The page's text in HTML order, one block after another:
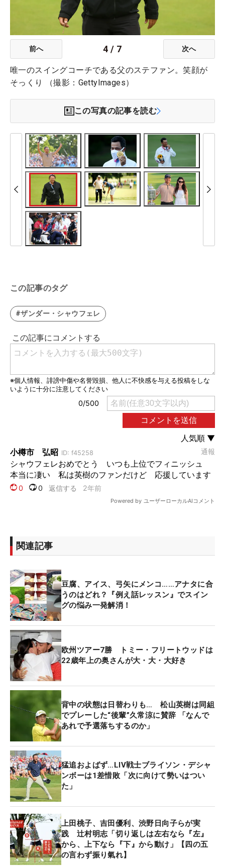
前へ 4 / 7 次へ
唯一のスイングコーチである父のステファン。笑顔が
そっくり （撮影：GettyImages）
この写真の記事を読む
この記事のタグ
#ザンダー・シャウフェレ
関連記事
豆腐、アイス、弓矢にメンコ……アナタに合
うのはどれ？『例え話レッスン』でスイン
グの悩み一発解消！
欧州ツアー7勝 トミー・フリートウッドは
22歳年上の奥さんが大・大・大好き
背中の状態は日替わりも… 松山英樹は同組
でプレーした“後輩”久常涼に賛辞 「なんで
あれで予選落ちするのか」
猛追およばず…LIV戦士ブライソン・デシャ
ンボーは1差惜敗「次に向けて勢いはつい
た」
上田桃子、吉田優利、渋野日向子らが実
践 辻村明志「切り返しは左右なら『左』
から、上下なら『下』から動け」【四の五
の言わず振り氣れ】